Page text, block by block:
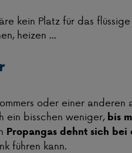
kein Platz für das
heizen ...
oder einer
ein bisschen weniger, bis
Propangas dehnt sich
führen kann.